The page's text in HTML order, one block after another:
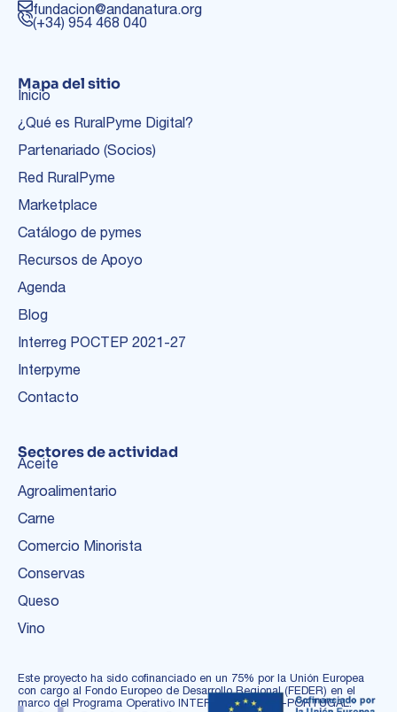
fundacion@andanatura.org
(+34) 954 468 040
Mapa del sitio
Inicio
¿Qué es RuralPyme Digital?
Partenariado (Socios)
Red RuralPyme
Marketplace
Catálogo de pymes
Recursos de Apoyo
Agenda
Blog
Interreg POCTEP 2021-27
Interpyme
Contacto
Sectores de actividad
Aceite
Agroalimentario
Carne
Comercio Minorista
Conservas
Queso
Vino
Este proyecto ha sido cofinanciado en un 75% por la Unión Europea
con cargo al Fondo Europeo de Desarrollo Regional (FEDER) en el
marco del Programa Operativo INTERREG ESPAÑA-PORTUGAL.